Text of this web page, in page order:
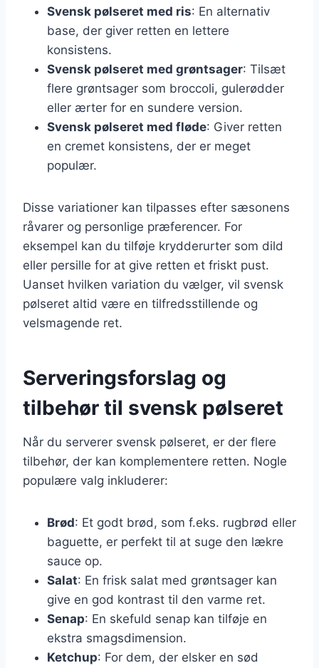
Svensk pølseret med ris: En alternativ
base, der giver retten en lettere
konsistens.
Svensk pølseret med grøntsager: Tilsæt
flere grøntsager som broccoli, gulerødder
eller ærter for en sundere version.
Svensk pølseret med fløde: Giver retten
en cremet konsistens, der er meget
populær.
Disse variationer kan tilpasses efter sæsonens
råvarer og personlige præferencer. For
eksempel kan du tilføje krydderurter som dild
eller persille for at give retten et friskt pust.
Uanset hvilken variation du vælger, vil svensk
pølseret altid være en tilfredsstillende og
velsmagende ret.
Serveringsforslag og
tilbehør til svensk pølseret
Når du serverer svensk pølseret, er der flere
tilbehør, der kan komplementere retten. Nogle
populære valg inkluderer:
Brød: Et godt brød, som f.eks. rugbrød eller
baguette, er perfekt til at suge den lækre
sauce op.
Salat: En frisk salat med grøntsager kan
give en god kontrast til den varme ret.
Senap: En skefuld senap kan tilføje en
ekstra smagsdimension.
Ketchup: For dem, der elsker en sød